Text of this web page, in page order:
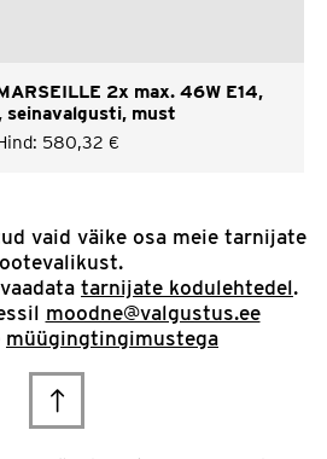
2x max. 46W E14,
seinavalgusti, must
580,32 €
vaid väike osa meie tarnijate
tarnijate kodulehtedel.
moodne@valgustus.ee
müügingtingimustega